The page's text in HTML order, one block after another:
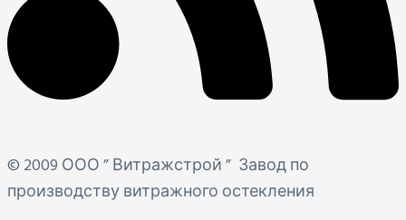
© 2009 ООО ” Витражстрой ” Завод по
производству витражного остекления